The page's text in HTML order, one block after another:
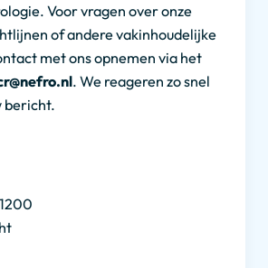
Voor vragen over onze
of andere vakinhoudelijke
met ons opnemen via het
. We reageren zo snel
bericht.